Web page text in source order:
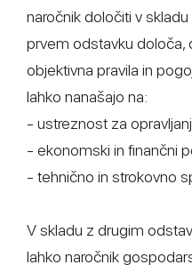
naročnik določiti v
prvem odstavku določa,
objektivna pravila in
lahko nanašajo na:
- ustreznost za
- ekonomski in finančni
- tehnično in strokovno
V skladu z drugim
lahko naročnik